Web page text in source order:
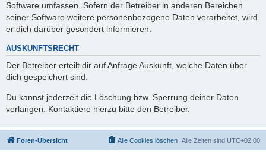
Software umfassen. Sofern der Betreiber in anderen Bereichen
seiner Software weitere personenbezogene Daten verarbeitet, wird
er dich darüber gesondert informieren.
AUSKUNFTSRECHT
Der Betreiber erteilt dir auf Anfrage Auskunft, welche Daten über
dich gespeichert sind.
Du kannst jederzeit die Löschung bzw. Sperrung deiner Daten
verlangen. Kontaktiere hierzu bitte den Betreiber.
Foren-Übersicht Alle Zeiten sind UTC+02:00
Alle Cookies löschen